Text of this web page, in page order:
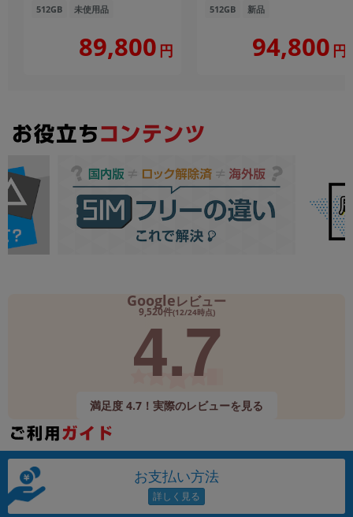
512GB 未使用品
89,800 円
512GB 新品
94,800 円
Googleレビュー
9,520件(12/24時点)
4.7
満足度 4.7！実際のレビューを見る
お支払い方法